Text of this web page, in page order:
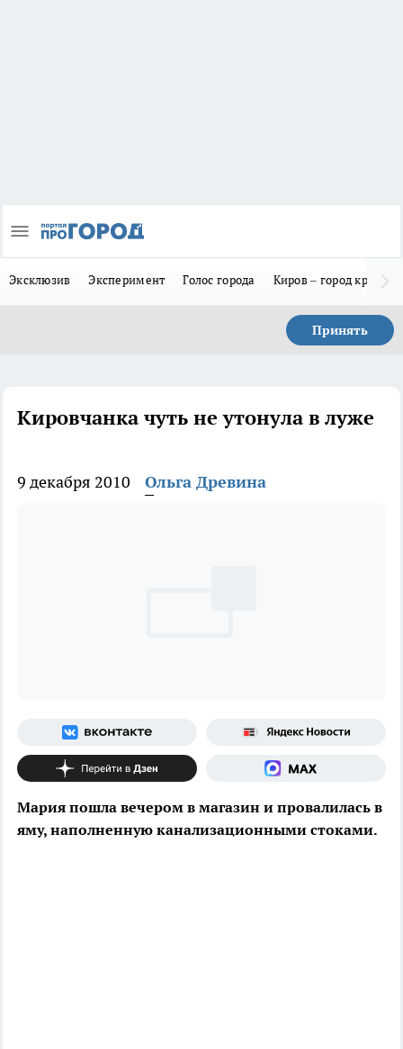
Эксклюзив Эксперимент Голос города Киров – город
Принять
Кировчанка чуть не утонула в луже
9 декабря 2010 Ольга Древина
Мария пошла вечером в магазин и провалилась в
яму, наполненную канализационными стоками.